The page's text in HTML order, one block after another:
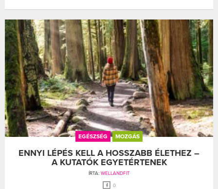
EGÉSZSÉG MOZGÁS
ENNYI LÉPÉS KELL A HOSSZABB ÉLETHEZ –
A KUTATÓK EGYETÉRTENEK
ÍRTA: WELLANDFIT
0